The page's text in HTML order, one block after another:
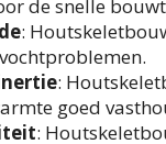
de snelle
:
:
goed
: